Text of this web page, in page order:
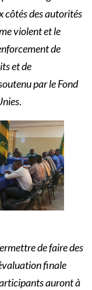
côtés des autorités
violent et le
de
et de
par le Fond
.
de faire des
finale
auront à